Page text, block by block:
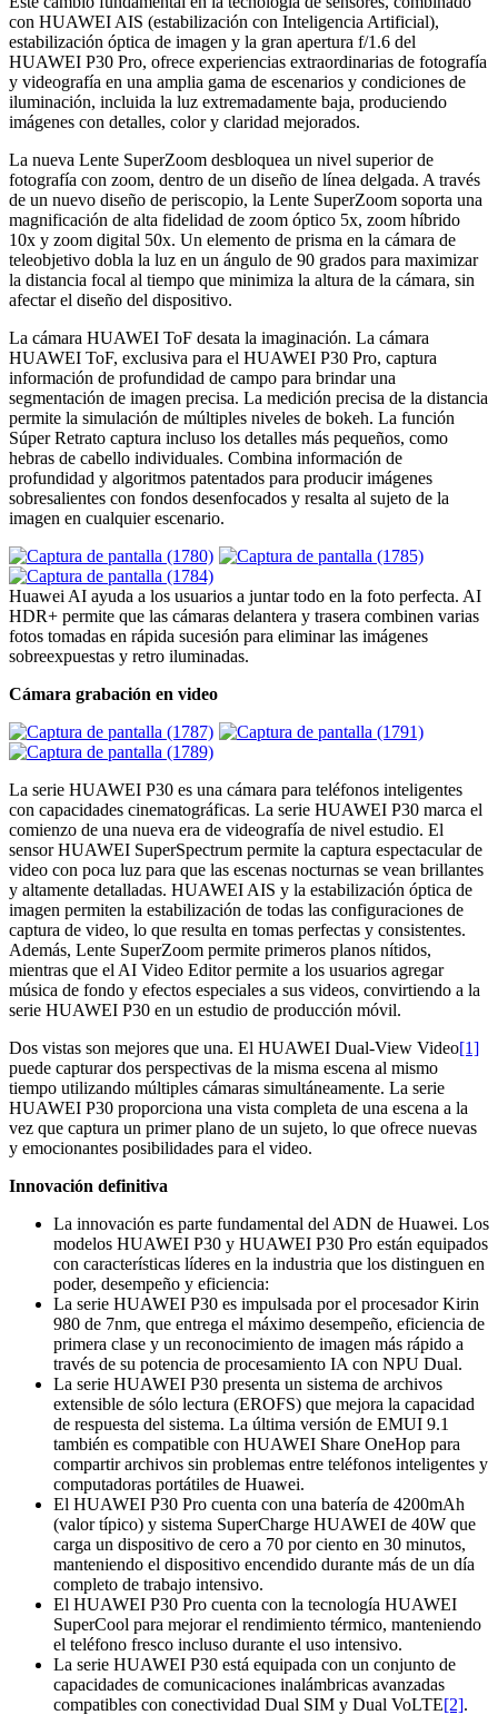
con HUAWEI AIS (estabilización con Inteligencia Artificial),
estabilización óptica de imagen y la gran apertura f/1.6 del
HUAWEI P30 Pro, ofrece experiencias extraordinarias de fotografía
y videografía en una amplia gama de escenarios y condiciones de
iluminación, incluida la luz extremadamente baja, produciendo
imágenes con detalles, color y claridad mejorados.
La nueva Lente SuperZoom desbloquea un nivel superior de
fotografía con zoom, dentro de un diseño de línea delgada. A través
de un nuevo diseño de periscopio, la Lente SuperZoom soporta una
magnificación de alta fidelidad de zoom óptico 5x, zoom híbrido
10x y zoom digital 50x. Un elemento de prisma en la cámara de
teleobjetivo dobla la luz en un ángulo de 90 grados para maximizar
la distancia focal al tiempo que minimiza la altura de la cámara, sin
afectar el diseño del dispositivo.
La cámara HUAWEI ToF desata la imaginación. La cámara
HUAWEI ToF, exclusiva para el HUAWEI P30 Pro, captura
información de profundidad de campo para brindar una
segmentación de imagen precisa. La medición precisa de la distancia
permite la simulación de múltiples niveles de bokeh. La función
Súper Retrato captura incluso los detalles más pequeños, como
hebras de cabello individuales. Combina información de
profundidad y algoritmos patentados para producir imágenes
sobresalientes con fondos desenfocados y resalta al sujeto de la
imagen en cualquier escenario.
Huawei AI ayuda a los usuarios a juntar todo en la foto perfecta. AI
HDR+ permite que las cámaras delantera y trasera combinen varias
fotos tomadas en rápida sucesión para eliminar las imágenes
sobreexpuestas y retro iluminadas.
Cámara grabación en video
La serie HUAWEI P30 es una cámara para teléfonos inteligentes
con capacidades cinematográficas. La serie HUAWEI P30 marca el
comienzo de una nueva era de videografía de nivel estudio. El
sensor HUAWEI SuperSpectrum permite la captura espectacular de
video con poca luz para que las escenas nocturnas se vean brillantes
y altamente detalladas. HUAWEI AIS y la estabilización óptica de
imagen permiten la estabilización de todas las configuraciones de
captura de video, lo que resulta en tomas perfectas y consistentes.
Además, Lente SuperZoom permite primeros planos nítidos,
mientras que el AI Video Editor permite a los usuarios agregar
música de fondo y efectos especiales a sus videos, convirtiendo a la
serie HUAWEI P30 en un estudio de producción móvil.
Dos vistas son mejores que una. El HUAWEI Dual-View Video[1]
puede capturar dos perspectivas de la misma escena al mismo
tiempo utilizando múltiples cámaras simultáneamente. La serie
HUAWEI P30 proporciona una vista completa de una escena a la
vez que captura un primer plano de un sujeto, lo que ofrece nuevas
y emocionantes posibilidades para el video.
Innovación definitiva
La innovación es parte fundamental del ADN de Huawei. Los
modelos HUAWEI P30 y HUAWEI P30 Pro están equipados
con características líderes en la industria que los distinguen en
poder, desempeño y eficiencia:
La serie HUAWEI P30 es impulsada por el procesador Kirin
980 de 7nm, que entrega el máximo desempeño, eficiencia de
primera clase y un reconocimiento de imagen más rápido a
través de su potencia de procesamiento IA con NPU Dual.
La serie HUAWEI P30 presenta un sistema de archivos
extensible de sólo lectura (EROFS) que mejora la capacidad
de respuesta del sistema. La última versión de EMUI 9.1
también es compatible con HUAWEI Share OneHop para
compartir archivos sin problemas entre teléfonos inteligentes y
computadoras portátiles de Huawei.
El HUAWEI P30 Pro cuenta con una batería de 4200mAh
(valor típico) y sistema SuperCharge HUAWEI de 40W que
carga un dispositivo de cero a 70 por ciento en 30 minutos,
manteniendo el dispositivo encendido durante más de un día
completo de trabajo intensivo.
El HUAWEI P30 Pro cuenta con la tecnología HUAWEI
SuperCool para mejorar el rendimiento térmico, manteniendo
el teléfono fresco incluso durante el uso intensivo.
La serie HUAWEI P30 está equipada con un conjunto de
capacidades de comunicaciones inalámbricas avanzadas
compatibles con conectividad Dual SIM y Dual VoLTE[2].